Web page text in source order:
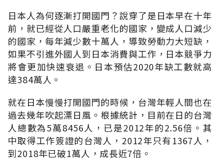
日本人為何逐漸打開國門？說穿了是日本早在十年
前，就已經從人口嚴重老化的國家，變成人口減少
的國家，每年減少數十萬人，導致勞動力大短缺，
如果不引進外國人到日本消費與工作，日本競爭力
將會更加快速衰退。日本預估2020年缺工數就高
達384萬人。
就在日本慢慢打開國門的時候，台灣年輕人間也在
過去幾年吹起漂日風。根據統計，目前在日的台灣
人總數為5萬8456人，已是2012年的2.56倍。其
中取得工作簽證的台灣人，2012年只有1367人，
到2018年已破1萬人，成長近7倍。